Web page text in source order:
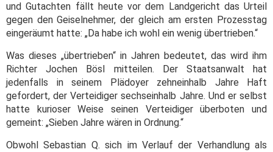
und Gutachten fällt heute vor dem Landgericht das Urteil
gegen den Geiselnehmer, der gleich am ersten Prozesstag
eingeräumt hatte: „Da habe ich wohl ein wenig übertrieben.“
Was dieses „übertrieben“ in Jahren bedeutet, das wird ihm
Richter Jochen Bösl mitteilen. Der Staatsanwalt hat
jedenfalls in seinem Plädoyer zehneinhalb Jahre Haft
gefordert, der Verteidiger sechseinhalb Jahre. Und er selbst
hatte kurioser Weise seinen Verteidiger überboten und
gemeint: „Sieben Jahre wären in Ordnung.“
Obwohl Sebastian Q. sich im Verlauf der Verhandlung als